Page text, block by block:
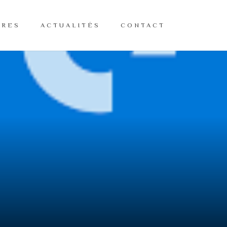
ACTUALITÉS CONTACT